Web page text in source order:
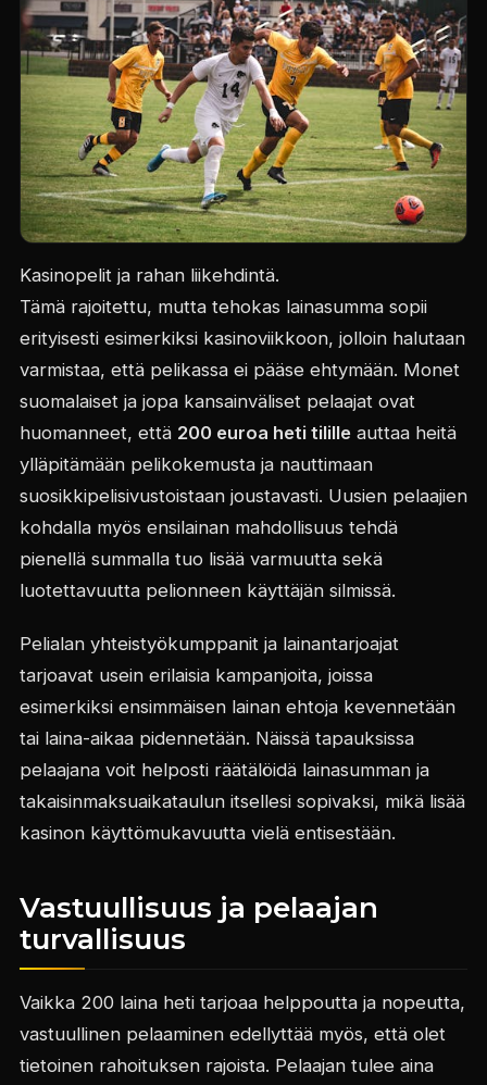
Kasinopelit ja rahan liikehdintä.
Tämä rajoitettu, mutta tehokas lainasumma sopii
erityisesti esimerkiksi kasinoviikkoon, jolloin halutaan
varmistaa, että pelikassa ei pääse ehtymään. Monet
suomalaiset ja jopa kansainväliset pelaajat ovat
huomanneet, että 200 euroa heti tililleauttaa heitä
ylläpitämään pelikokemusta ja nauttimaan
suosikkipelisivustoistaan joustavasti. Uusien pelaajien
kohdalla myös ensilainan mahdollisuus tehdä
pienellä summalla tuo lisää varmuutta sekä
luotettavuutta pelionneen käyttäjän silmissä.
Pelialan yhteistyökumppanit ja lainantarjoajat
tarjoavat usein erilaisia kampanjoita, joissa
esimerkiksi ensimmäisen lainan ehtoja kevennetään
tai laina-aikaa pidennetään. Näissä tapauksissa
pelaajana voit helposti räätälöidä lainasumman ja
takaisinmaksuaikataulun itsellesi sopivaksi, mikä lisää
kasinon käyttömukavuutta vielä entisestään.
Vastuullisuus ja pelaajan
turvallisuus
Vaikka 200 laina heti tarjoaa helppoutta ja nopeutta,
vastuullinen pelaaminen edellyttää myös, että olet
tietoinen rahoituksen rajoista. Pelaajan tulee aina